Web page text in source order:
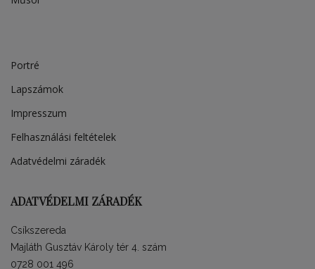
Portré
Lapszámok
Impresszum
Felhasználási feltételek
Adatvédelmi záradék
ADATVÉDELMI ZÁRADÉK
Csíkszereda
Majláth Gusztáv Károly tér 4. szám
0728 001 496